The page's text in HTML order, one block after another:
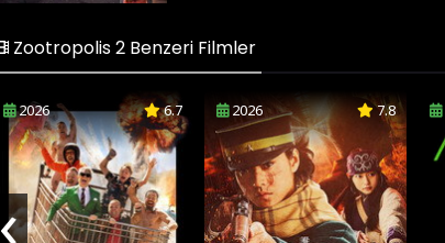
Zootropolis 2 Benzeri Filmler
2026 6.7 2026 7.8
‹